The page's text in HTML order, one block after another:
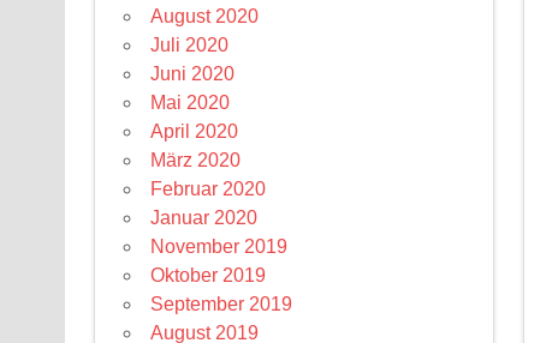
August 2020
Juli 2020
Juni 2020
Mai 2020
April 2020
März 2020
Februar 2020
Januar 2020
November 2019
Oktober 2019
September 2019
August 2019